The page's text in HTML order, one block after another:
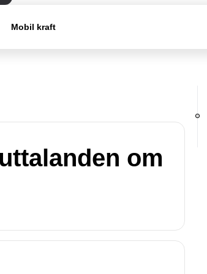
Mobil kraft
om